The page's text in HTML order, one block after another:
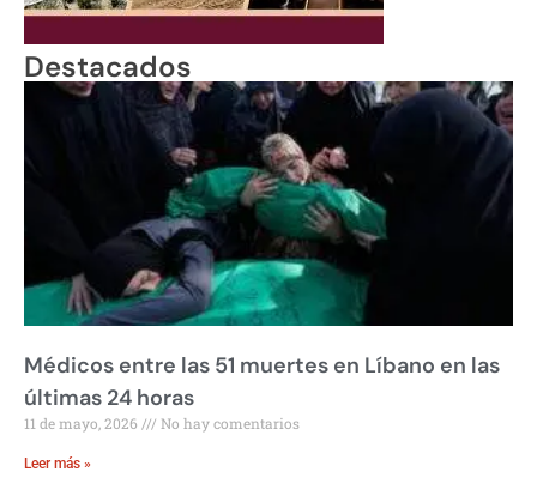
Destacados
Médicos entre las 51 muertes en Líbano en las
últimas 24 horas
11 de mayo, 2026 No hay comentarios
Leer más »